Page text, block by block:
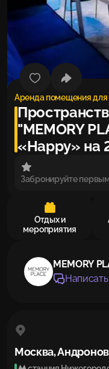
Аренда помещения
"MEMORY
«Happy» на
Забронируйте
Отдых и
мероприятия
MEMORY
Написать
Москва,